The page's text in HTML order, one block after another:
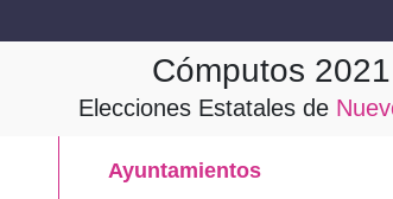
Cómputos 2021
Elecciones Estatales de
Ayuntamientos